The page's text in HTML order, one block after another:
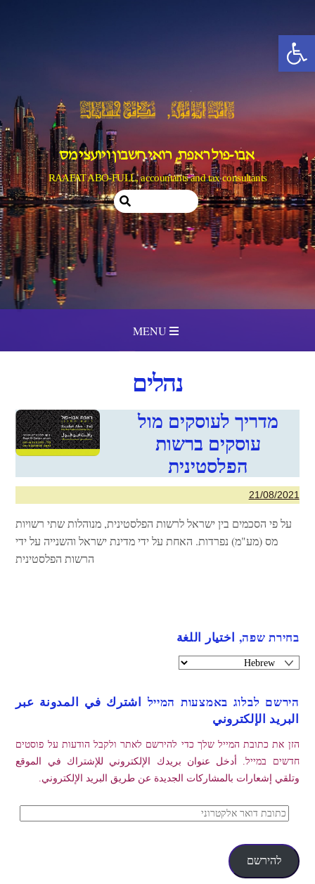
פתח סרגל נגישות
content
MENU
אבו-פול ראפת, רואי חשבון ויועצי מס
RAAFAT ABO-FULL, accountants and tax consultants
נהלים
מדריך לעוסקים מול
עוסקים ברשות
הפלסטינית
21/08/2021
על פי הסכמים בין ישראל לרשות הפלסטינית, מנוהלות שתי רשויות
מס (מע"מ) נפרדות. האחת על ידי מדינת ישראל והשנייה על ידי
הרשות הפלסטינית
בחירת שפה, اختيار اللغة
הירשם לבלוג באמצעות המייל اشترك في المدونة عبر
البريد الإلكتروني
הזן את כתובת המייל שלך כדי להירשם לאתר ולקבל הודעות על פוסטים
חדשים במייל. أدخل عنوان بريدك الإلكتروني للإشتراك في الموقع
وتلقي إشعارات بالمشاركات الجديدة عن طريق البريد الإلكتروني.
כתובת
אלקטרוני
להירשם